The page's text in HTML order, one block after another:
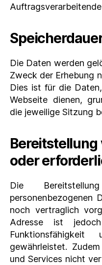
Die Daten werden
Zweck der Erhebung
Dies ist für die
Webseite dienen,
die jeweilige Sitzung
oder
Die
personenbezogenen
noch vertraglich
Adresse ist
gewährleistet.
und Services nicht